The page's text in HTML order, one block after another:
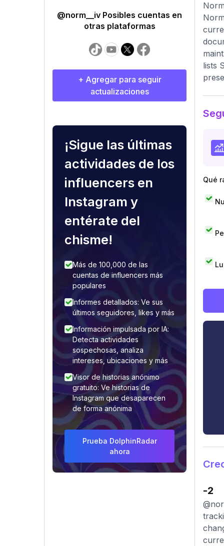
@norm__iv Posibles cuentas en
otras plataformas
+ Agregar para seguir
actualizaciones
¡Sigue las últimas
actividades de los
influencers en
Instagram y
entérate del
chisme!
Más de 100,000 de las
cuentas de influencers más
populares
Informes detallados: Ve sus
últimos seguidores, likes y más
Información impulsada por IA:
Detecta actividades
sospechosas, analiza
intereses, ubicaciones y más
Visor de historias anónimo
gratuito: Ve historias de
Instagram que desaparecen
de forma anónima
Prueba DolphinRadar
ahora
lists
Qué
-2